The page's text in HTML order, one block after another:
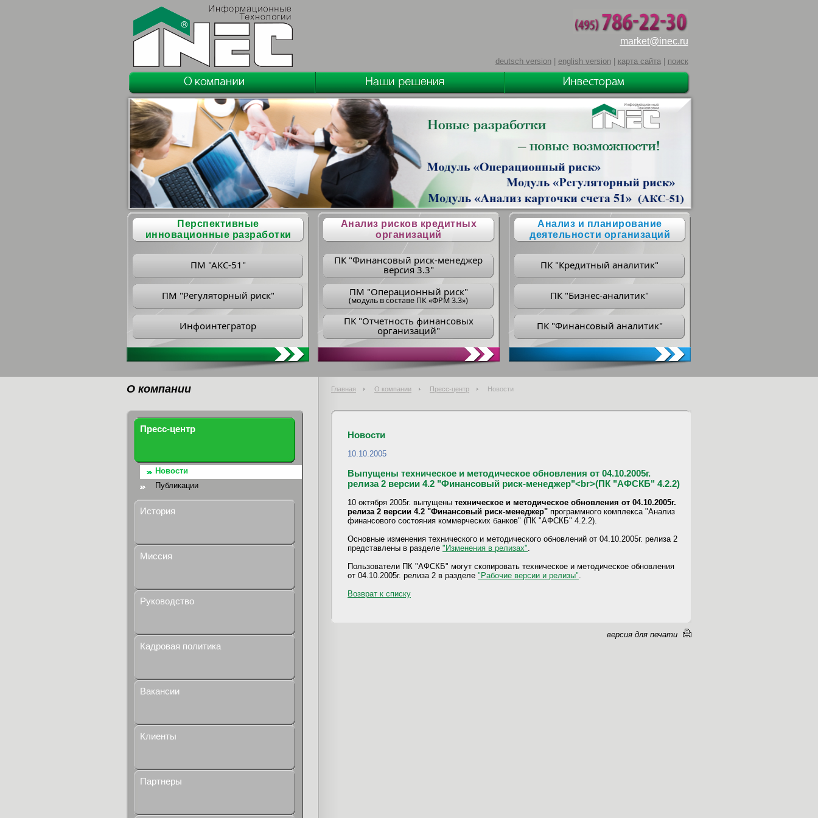
market@inec.ru
deutsch version| english version| карта сайта| поиск
Перспективные
инновационные разработки
ПМ "АКС-51"
ПМ "Регуляторный риск"
Инфоинтегратор
Анализ рисков кредитных
организаций
ПК "Финансовый риск-менеджер
версия 3.3"
ПM "Операционный риск"
(модуль в составе ПК «ФРМ 3.3»)
ПK "Отчетность финансовых
организаций"
Анализ и планирование
деятельности организаций
ПК "Кредитный аналитик"
ПК "Бизнес-аналитик"
ПК "Финансовый аналитик"
О компании Главная О компании Пресс-центр Новости
Пресс-центр
Новости
Публикации
История
Миссия
Руководство
Кадровая политика
Вакансии
Клиенты
Партнеры
Новости
10.10.2005
Выпущены техническое и методическое обновления от 04.10.2005г.
релиза 2 версии 4.2 "Финансовый риск-менеджер"<br>(ПК "АФСКБ" 4.2.2)
10 октября 2005г. выпущены техническое и методическое обновления от 04.10.2005г.
релиза 2 версии 4.2 "Финансовый риск-менеджер" программного комплекса "Анализ
финансового состояния коммерческих банков" (ПК "АФСКБ" 4.2.2).
Основные изменения технического и методического обновлений от 04.10.2005г. релиза 2
представлены в разделе "Изменения в релизах"
Пользователи ПК "АФСКБ" могут скопировать техническое и методическое обновления
от 04.10.2005г. релиза 2 в разделе "Рабочие версии и релизы"
Возврат к списку
версия для печати